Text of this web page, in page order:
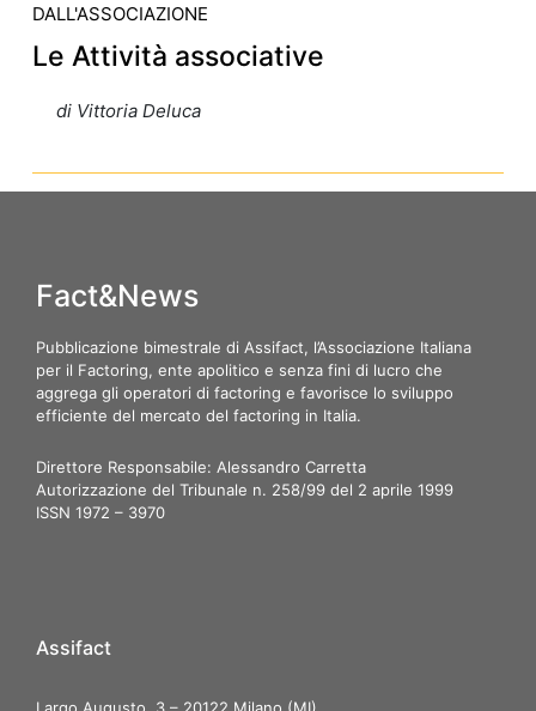
DALL'ASSOCIAZIONE
Le Attività associative
di Vittoria Deluca
Fact&News
Pubblicazione bimestrale di Assifact, l’Associazione Italiana
per il Factoring, ente apolitico e senza fini di lucro che
aggrega gli operatori di factoring e favorisce lo sviluppo
efficiente del mercato del factoring in Italia.
Direttore Responsabile: Alessandro Carretta
Autorizzazione del Tribunale n. 258/99 del 2 aprile 1999
ISSN 1972 – 3970
Assifact